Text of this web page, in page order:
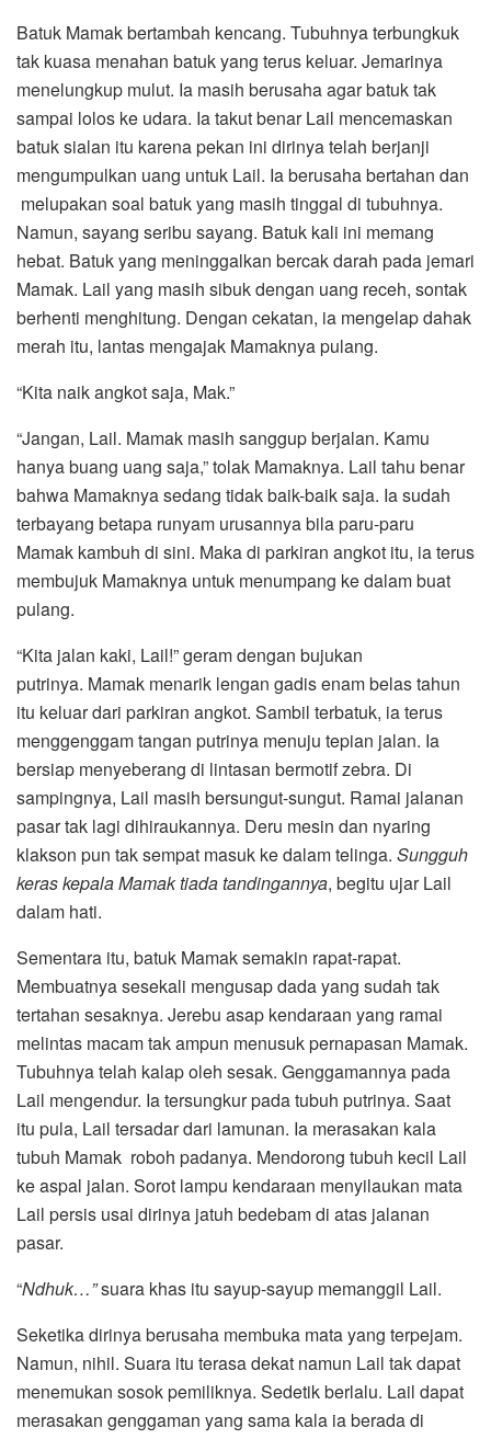
Batuk Mamak bertambah kencang. Tubuhnya terbungkuk
tak kuasa menahan batuk yang terus keluar. Jemarinya
menelungkup mulut. Ia masih berusaha agar batuk tak
sampai lolos ke udara. Ia takut benar Lail mencemaskan
batuk sialan itu karena pekan ini dirinya telah berjanji
mengumpulkan uang untuk Lail. Ia berusaha bertahan dan
melupakan soal batuk yang masih tinggal di tubuhnya.
Namun, sayang seribu sayang. Batuk kali ini memang
hebat. Batuk yang meninggalkan bercak darah pada jemari
Mamak. Lail yang masih sibuk dengan uang receh, sontak
berhenti menghitung. Dengan cekatan, ia mengelap dahak
merah itu, lantas mengajak Mamaknya pulang.
“Kita naik angkot saja, Mak.”
“Jangan, Lail. Mamak masih sanggup berjalan. Kamu
hanya buang uang saja,” tolak Mamaknya. Lail tahu benar
bahwa Mamaknya sedang tidak baik-baik saja. Ia sudah
terbayang betapa runyam urusannya bila paru-paru
Mamak kambuh di sini. Maka di parkiran angkot itu, ia terus
membujuk Mamaknya untuk menumpang ke dalam buat
pulang.
“Kita jalan kaki, Lail!” geram dengan bujukan
putrinya. Mamak menarik lengan gadis enam belas tahun
itu keluar dari parkiran angkot. Sambil terbatuk, ia terus
menggenggam tangan putrinya menuju tepian jalan. Ia
bersiap menyeberang di lintasan bermotif zebra. Di
sampingnya, Lail masih bersungut-sungut. Ramai jalanan
pasar tak lagi dihiraukannya. Deru mesin dan nyaring
klakson pun tak sempat masuk ke dalam telinga. Sungguh
keras kepala Mamak tiada tandingannya, begitu ujar Lail
dalam hati.
Sementara itu, batuk Mamak semakin rapat-rapat.
Membuatnya sesekali mengusap dada yang sudah tak
tertahan sesaknya. Jerebu asap kendaraan yang ramai
melintas macam tak ampun menusuk pernapasan Mamak.
Tubuhnya telah kalap oleh sesak. Genggamannya pada
Lail mengendur. Ia tersungkur pada tubuh putrinya. Saat
itu pula, Lail tersadar dari lamunan. Ia merasakan kala
tubuh Mamak roboh padanya. Mendorong tubuh kecil Lail
ke aspal jalan. Sorot lampu kendaraan menyilaukan mata
Lail persis usai dirinya jatuh bedebam di atas jalanan
pasar.
“Ndhuk…”suara khas itu sayup-sayup memanggil Lail.
Seketika dirinya berusaha membuka mata yang terpejam.
Namun, nihil. Suara itu terasa dekat namun Lail tak dapat
menemukan sosok pemiliknya. Sedetik berlalu. Lail dapat
merasakan genggaman yang sama kala ia berada di